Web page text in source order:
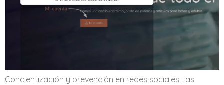
Concientización y prevención en redes sociales Las